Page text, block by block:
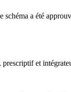
a été
et